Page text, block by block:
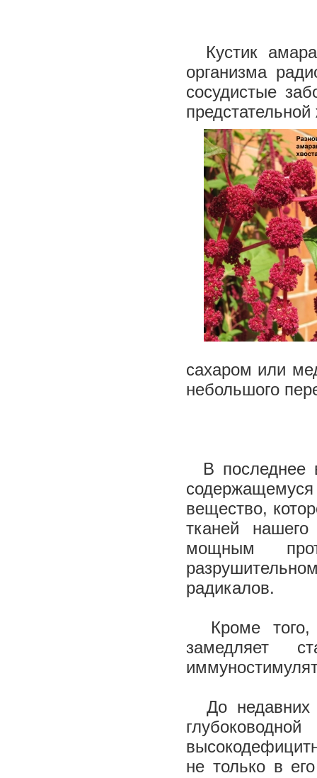
Кустик
организма
сосудистые
сахаром или
небольшого
В последнее
вещество,
тканей
мощным
радикалов.
Кроме того,
замедляет
До недавних
не только в